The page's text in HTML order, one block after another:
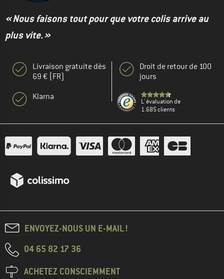
« Nous faisons tout pour que votre colis arrive au
plus vite. »
Livraison gratuite dès
69 € (FR)
Klarna
Droit de retour de 100
jours
L' évaluation de
1.685 clients
ENVOYEZ-NOUS UN E-MAIL !
04 65 82 17 36
ACHETEZ CONSCIEMMENT